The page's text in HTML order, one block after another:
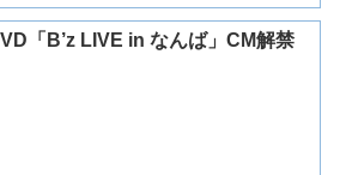
「B’z LIVE in なんば」CM解禁